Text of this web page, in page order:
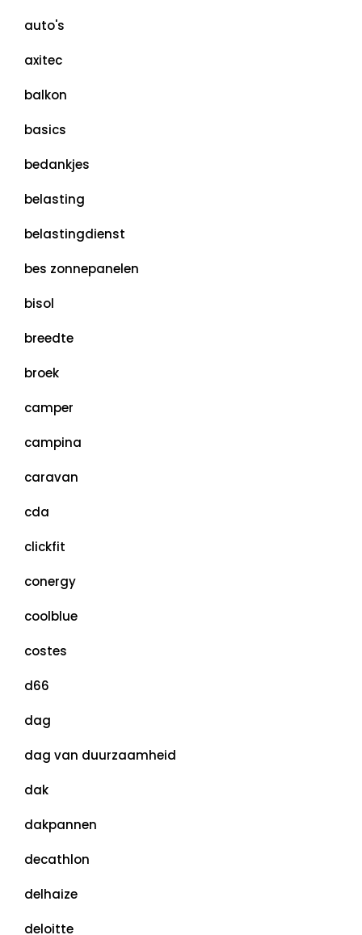
auto's
axitec
balkon
basics
bedankjes
belasting
belastingdienst
bes zonnepanelen
bisol
breedte
broek
camper
campina
caravan
cda
clickfit
conergy
coolblue
costes
d66
dag
dag van duurzaamheid
dak
dakpannen
decathlon
delhaize
deloitte